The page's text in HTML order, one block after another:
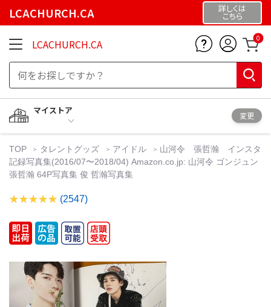
LCACHURCH.CA 詳しくは
こちら
LCACHURCH.CA 0
マイストア
変更
TOP タレントグッズ アイドル
山河令 張哲瀚 インスタ
記録写真集(2016/07〜2018/04) Amazon.co.jp: 山河令 ゴンジュン
張哲瀚 64P写真集 俊 哲瀚写真集
(2547)